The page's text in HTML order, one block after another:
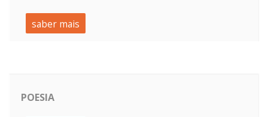
saber mais
POESIA